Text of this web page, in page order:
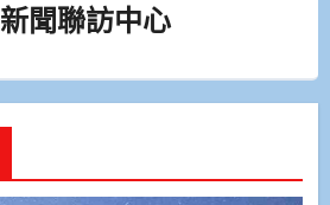
新聞聯訪中心